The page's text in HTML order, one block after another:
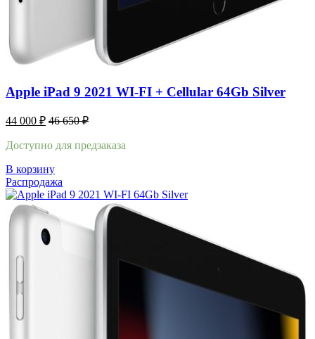
Apple iPad 9 2021 WI-FI + Cellular 64Gb Silver
44 000 ₽ 46 650₽
Доступно для предзаказа
В корзину
Распродажа